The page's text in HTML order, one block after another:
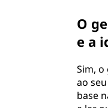
O
e a
Sim,
ao
base